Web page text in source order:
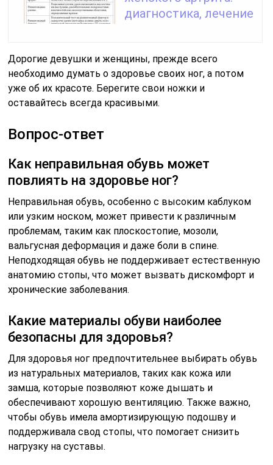
диагностика, лечение
Дорогие девушки и женщины, прежде всего
необходимо думать о здоровье своих ног, а потом
уже об их красоте. Берегите свои ножки и
оставайтесь всегда красивыми.
Вопрос-ответ
Как неправильная обувь может
повлиять на здоровье ног?
Неправильная обувь, особенно с высоким каблуком
или узким носком, может привести к различным
проблемам, таким как плоскостопие, мозоли,
вальгусная деформация и даже боли в спине.
Неподходящая обувь не поддерживает естественную
анатомию стопы, что может вызвать дискомфорт и
хронические заболевания.
Какие материалы обуви наиболее
безопасны для здоровья?
Для здоровья ног предпочтительнее выбирать обувь
из натуральных материалов, таких как кожа или
замша, которые позволяют коже дышать и
обеспечивают хорошую вентиляцию. Также важно,
чтобы обувь имела амортизирующую подошву и
поддерживала свод стопы, что помогает снизить
нагрузку на суставы.